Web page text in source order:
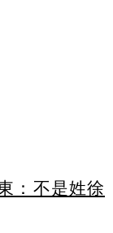
：不是姓徐